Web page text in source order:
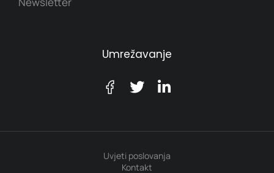
Umrežavanje
Uvjeti poslovanja
Kontakt